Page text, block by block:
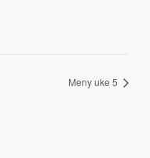
Meny uke 5